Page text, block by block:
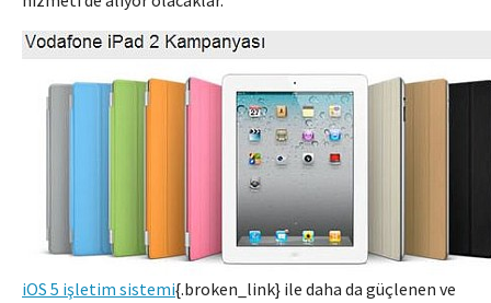
iOS 5 işletim sistemi{.broken_link} ile daha da güçlenen ve